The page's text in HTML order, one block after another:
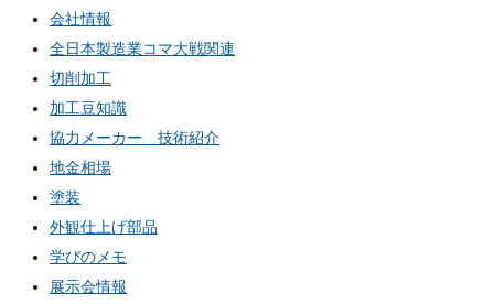
会社情報
全日本製造業コマ大戦関連
切削加工
加工豆知識
協力メーカー 技術紹介
地金相場
塗装
外観仕上げ部品
学びのメモ
展示会情報